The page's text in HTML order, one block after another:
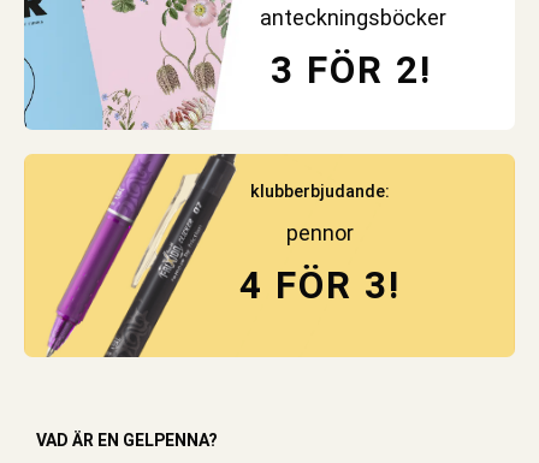
anteckningsböcker
3 FÖR 2!
klubberbjudande:
pennor
4 FÖR 3!
VAD ÄR EN GELPENNA?